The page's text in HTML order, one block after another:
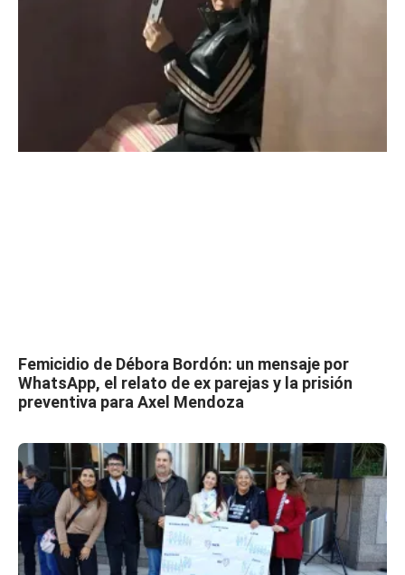
Femicidio de Débora Bordón: un mensaje por
WhatsApp, el relato de ex parejas y la prisión
preventiva para Axel Mendoza